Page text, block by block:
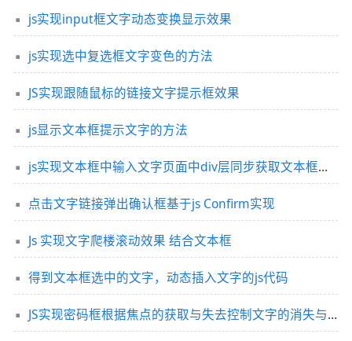
js实现input框文字动态变换显示效果
js实现选中复选框文字变色的方法
JS实现跟随鼠标的链接文字提示框效果
js显示文本框提示文字的方法
js实现文本框中输入文字页面中div层同步获取文本框内容的方法
点击文字链接弹出确认框基于js Confirm实现
Js 实现文字爬楼滚动效果 结合文本框
得到文本框选中的文字，动态插入文字的js代码
JS实现密码框根据焦点的获取与失去控制文字的消失与显示效果